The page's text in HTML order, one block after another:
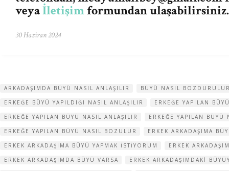
veyaİletişimformundan ulaşabilirsiniz.
30 Haziran 2024
ARKADAŞIMDA BÜYÜ NASIL ANLAŞILIR
BÜYÜ NASIL
ERKEĞE BÜYÜ YAPILDIĞI NASIL ANLAŞILIR
ERKEĞE YAPILAN
ERKEĞE YAPILAN BÜYÜ NASIL ANLAŞILIR
ERKEĞE YAPILAN
ERKEĞE YAPILAN BÜYÜ NASIL BOZULUR
ERKEK ARKADAŞIMA
ERKEK ARKADAŞIMA BÜYÜ YAPMAK ISTIYORUM
ERKEK
ERKEK ARKADAŞIMDA BÜYÜ VARSA
ERKEK ARKADAŞIMDAKI